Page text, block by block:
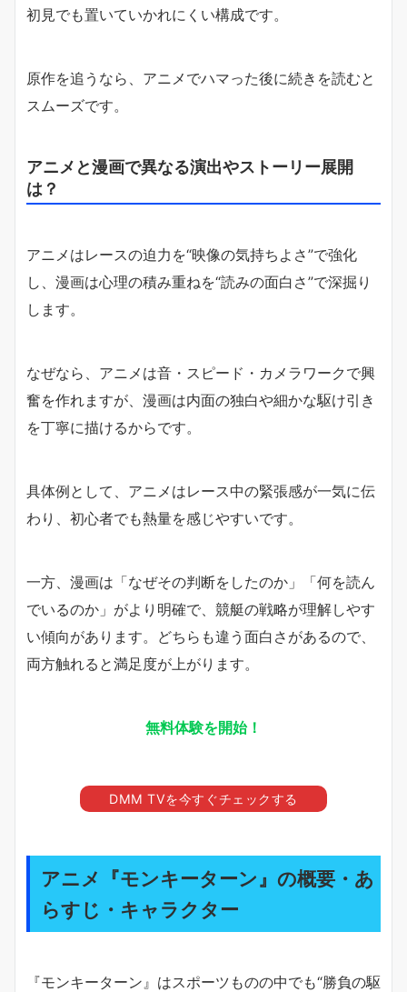
初見でも置いていかれにくい構成です。
原作を追うなら、アニメでハマった後に続きを読むと
スムーズです。
アニメと漫画で異なる演出やストーリー展開
は？
アニメはレースの迫力を“映像の気持ちよさ”で強化
し、漫画は心理の積み重ねを“読みの面白さ”で深掘り
します。
なぜなら、アニメは音・スピード・カメラワークで興
奮を作れますが、漫画は内面の独白や細かな駆け引き
を丁寧に描けるからです。
具体例として、アニメはレース中の緊張感が一気に伝
わり、初心者でも熱量を感じやすいです。
一方、漫画は「なぜその判断をしたのか」「何を読ん
でいるのか」がより明確で、競艇の戦略が理解しやす
い傾向があります。どちらも違う面白さがあるので、
両方触れると満足度が上がります。
無料体験を開始！
DMM TVを今すぐチェックする
アニメ『モンキーターン』の概要・あ
らすじ・キャラクター
『モンキーターン』はスポーツものの中でも“勝負の駆